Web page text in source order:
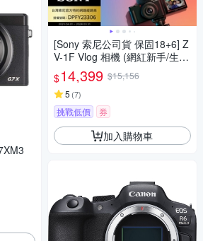
[Sony 索尼公司貨 保固18+6] Z
V-1F Vlog 相機 (網紅新手/生活
隨拍)
$14,399 $15,156
5 (7)
挑戰低價 券
加入購物車